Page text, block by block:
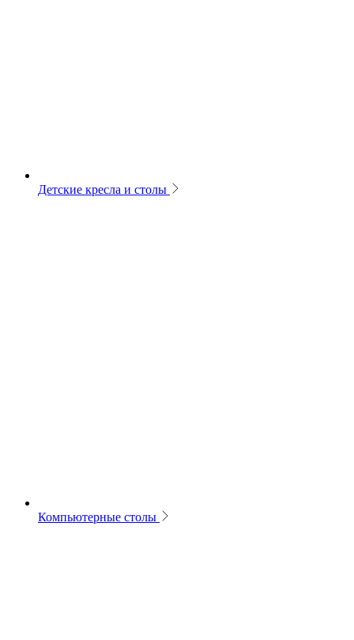
Детские кресла и столы
Компьютерные столы